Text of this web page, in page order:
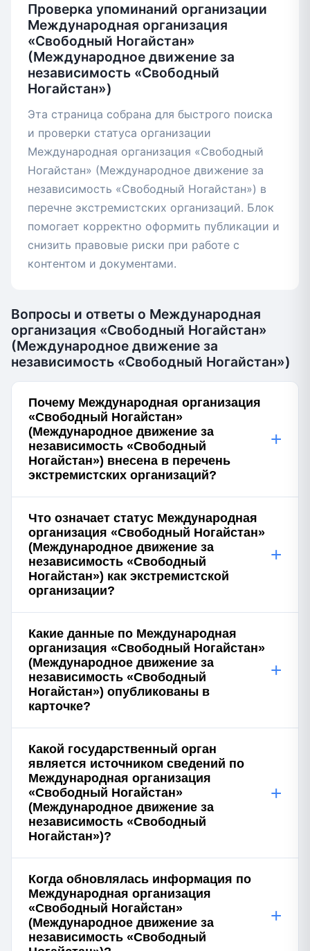
Проверка упоминаний организации
Международная организация
«Свободный Ногайстан»
(Международное движение за
независимость «Свободный
Ногайстан»)
Эта страница собрана для быстрого поиска
и проверки статуса организации
Международная организация «Свободный
Ногайстан» (Международное движение за
независимость «Свободный Ногайстан») в
перечне экстремистских организаций. Блок
помогает корректно оформить публикации и
снизить правовые риски при работе с
контентом и документами.
Вопросы и ответы о Международная
организация «Свободный Ногайстан»
(Международное движение за
независимость «Свободный Ногайстан»)
Почему Международная организация
«Свободный Ногайстан»
(Международное движение за
независимость «Свободный
Ногайстан») внесена в перечень
экстремистских организаций?
+
Что означает статус Международная
организация «Свободный Ногайстан»
(Международное движение за
независимость «Свободный
Ногайстан») как экстремистской
организации?
+
Какие данные по Международная
организация «Свободный Ногайстан»
(Международное движение за
независимость «Свободный
Ногайстан») опубликованы в
карточке?
+
Какой государственный орган
является источником сведений по
Международная организация
«Свободный Ногайстан»
(Международное движение за
независимость «Свободный
Ногайстан»)?
+
Когда обновлялась информация по
Международная организация
«Свободный Ногайстан»
(Международное движение за
независимость «Свободный
+